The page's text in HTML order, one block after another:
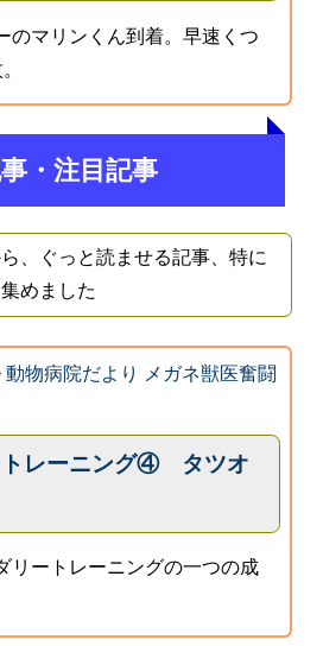
のマリンくん到着。早速くつ
・注目記事
、ぐっと読ませる記事、特に
めました
動物病院だより メガネ獣医奮闘
トレーニング④ タツオ
リートレーニングの一つの成